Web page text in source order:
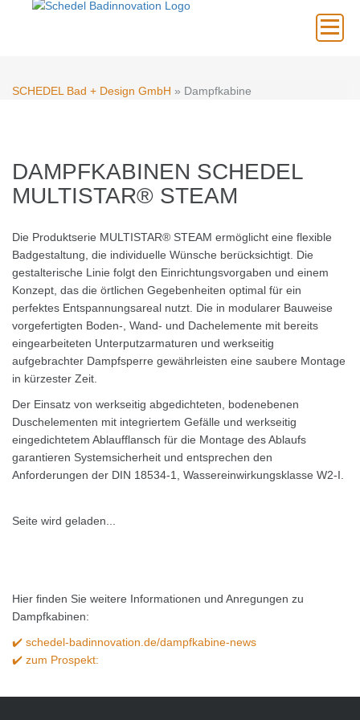
×
SCHEDEL Bad + Design GmbH » Dampfkabine
DAMPFKABINEN SCHEDEL
MULTISTAR® STEAM
Die Produktserie MULTISTAR® STEAM ermöglicht eine flexible
Badgestaltung, die individuelle Wünsche berücksichtigt. Die
gestalterische Linie folgt den Einrichtungsvorgaben und einem
Konzept, das die örtlichen Gegebenheiten optimal für ein
perfektes Entspannungsareal nutzt. Die in modularer Bauweise
vorgefertigten Boden-, Wand- und Dachelemente mit bereits
eingearbeiteten Unterputzarmaturen und werkseitig
aufgebrachter Dampfsperre gewährleisten eine saubere Montage
in kürzester Zeit.
Der Einsatz von werkseitig abgedichteten, bodenebenen
Duschelementen mit integriertem Gefälle und werkseitig
eingedichtetem Ablaufflansch für die Montage des Ablaufs
garantieren Systemsicherheit und entsprechen den
Anforderungen der DIN 18534-1, Wassereinwirkungsklasse W2-I.
Seite wird geladen...
Hier finden Sie weitere Informationen und Anregungen zu
Dampfkabinen:
✔️ schedel-badinnovation.de/dampfkabine-news
✔️ zum Prospekt: